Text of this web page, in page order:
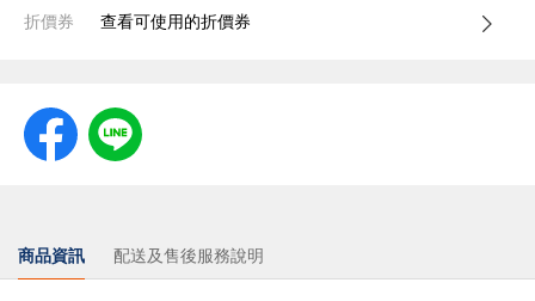
折價券 查看可使用的折價券
商品資訊 配送及售後服務說明